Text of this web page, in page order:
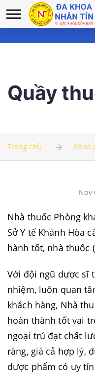
Quầy
Trang chủ Khoa
Nov
Nhà thuốc Phòng
Sở Y tế Khánh Hòa
hành tốt, nhà thuốc
Với đội ngũ dược sĩ
nhiệm, luôn quan
khách hàng, Nhà
hoàn thành tốt vai
ngoại trú đạt chất
ràng, giá cả hợp lý,
dược phẩm có uy